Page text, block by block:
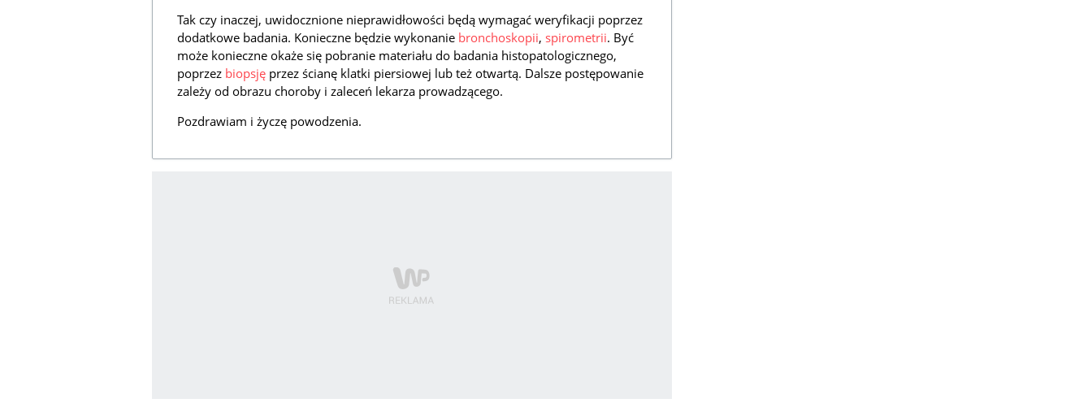
Tak czy inaczej, uwidocznione nieprawidłowości będą wymagać weryfikacji poprzez
dodatkowe badania. Konieczne będzie wykonanie bronchoskopii, spirometrii. Być
może konieczne okaże się pobranie materiału do badania histopatologicznego,
poprzez biopsję przez ścianę klatki piersiowej lub też otwartą. Dalsze postępowanie
zależy od obrazu choroby i zaleceń lekarza prowadzącego.
Pozdrawiam i życzę powodzenia.